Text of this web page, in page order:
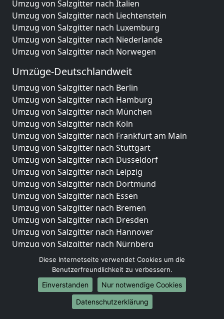
Umzug von Salzgitter nach Italien
Umzug von Salzgitter nach Liechtenstein
Umzug von Salzgitter nach Luxemburg
Umzug von Salzgitter nach Niederlande
Umzug von Salzgitter nach Norwegen
Umzüge-Deutschlandweit
Umzug von Salzgitter nach Berlin
Umzug von Salzgitter nach Hamburg
Umzug von Salzgitter nach München
Umzug von Salzgitter nach Köln
Umzug von Salzgitter nach Frankfurt am Main
Umzug von Salzgitter nach Stuttgart
Umzug von Salzgitter nach Düsseldorf
Umzug von Salzgitter nach Leipzig
Umzug von Salzgitter nach Dortmund
Umzug von Salzgitter nach Essen
Umzug von Salzgitter nach Bremen
Umzug von Salzgitter nach Dresden
Umzug von Salzgitter nach Hannover
Umzug von Salzgitter nach Nürnberg
Umzug von Salzgitter nach Duisburg
Umzug von Salzgitter nach Bochum
Umzug von Salzgitter nach Wuppertal
Umzug von Salzgitter nach Bielefeld
Umzug von Salzgitter nach Bonn
Diese Internetseite verwendet Cookies um die
Benutzerfreundlichkeit zu verbessern.
Einverstanden
Nur notwendige Cookies
Datenschutzerklärung